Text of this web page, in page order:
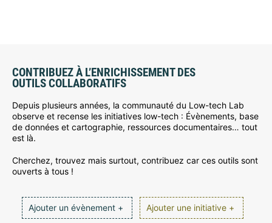
CONTRIBUEZ À L’ENRICHISSEMENT DES
OUTILS COLLABORATIFS
Depuis plusieurs années, la communauté du Low-tech Lab
observe et recense les initiatives low-tech : Évènements, base
de données et cartographie, ressources documentaires… tout
est là.
Cherchez, trouvez mais surtout, contribuez car ces outils sont
ouverts à tous !
Ajouter un évènement + Ajouter une initiative +